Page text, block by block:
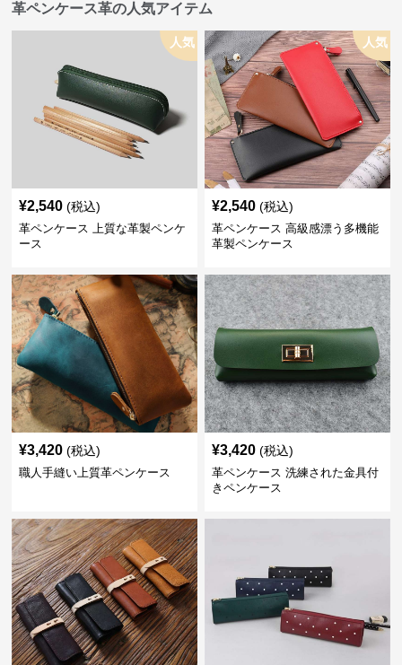
革ペンケース革の人気アイテム
人気
¥2,540 (税込)
革ペンケース 上質な革製ペンケ
ース
人気
¥2,540 (税込)
革ペンケース 高級感漂う多機能
革製ペンケース
¥3,420 (税込)
職人手縫い上質革ペンケース
¥3,420 (税込)
革ペンケース 洗練された金具付
きペンケース